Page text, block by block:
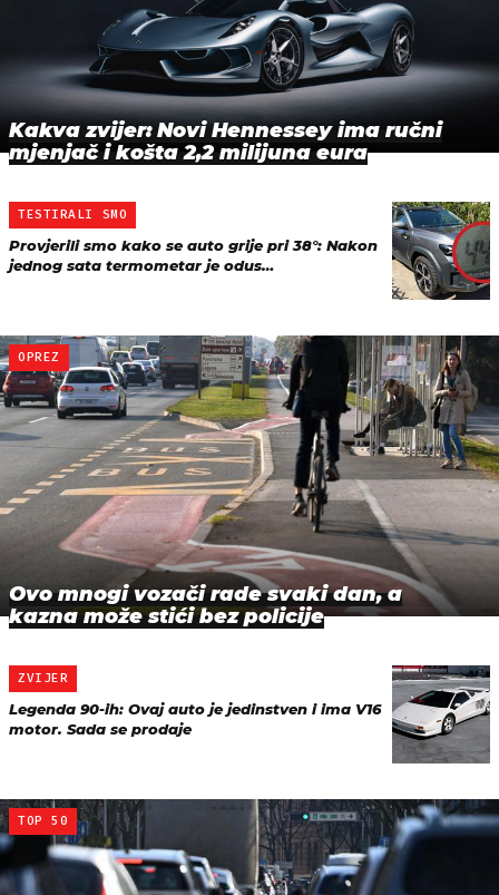
Kakva zvijer: Novi Hennessey ima ručni
mjenjač i košta 2,2 milijuna eura
TESTIRALI SMO
Provjerili smo kako se auto grije pri 38°: Nakon
jednog sata termometar je odus…
OPREZ
Ovo mnogi vozači rade svaki dan, a
kazna može stići bez policije
ZVIJER
Legenda 90-ih: Ovaj auto je jedinstven i ima V16
motor. Sada se prodaje
TOP 50